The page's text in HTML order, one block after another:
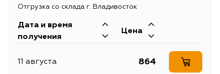
Отгрузка со склада г. Владивосток
Дата и время
получения
Цена
11 августа 864